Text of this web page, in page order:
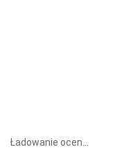
Ładowanie ocen...